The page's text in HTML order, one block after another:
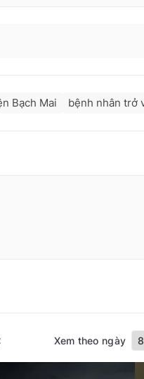
Bạch Mai bệnh nhân trở
Xem theo ngày